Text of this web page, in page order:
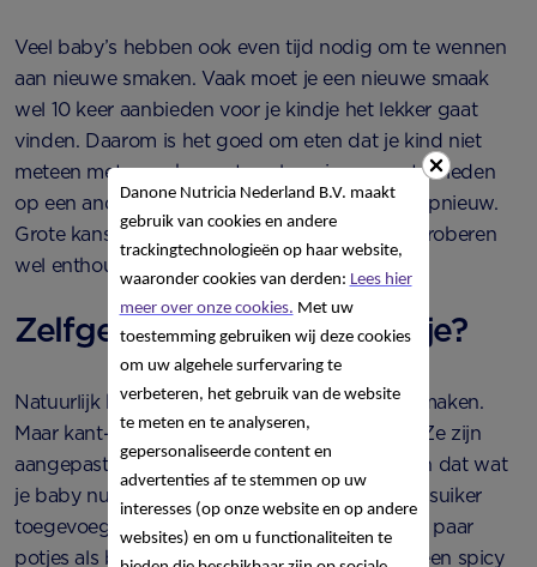
Veel baby’s hebben ook even tijd nodig om te wennen
aan nieuwe smaken. Vaak moet je een nieuwe smaak
wel 10 keer aanbieden voor je kindje het lekker gaat
vinden. Daarom is het goed om eten dat je kind niet
meteen met smaak opeet, wel opnieuw aan te bieden
op een andere dag. En een paar dagen later opnieuw.
Grote kans dat je baby het na een paar keer proberen
wel enthousiast naar binnen werkt.
Zelfgemaakt of uit een potje?
Natuurlijk kun je zelf alle hapjes voor je baby maken.
Maar kant-en-klaar is ook handig en gezond. Ze zijn
aangepast aan de leeftijd van je kind, bevatten dat wat
je baby nu mag hebben en er is geen zout en suiker
toegevoegd. Zorg bijvoorbeeld altijd voor een paar
potjes als backup in de kast. Ideaal als jij zelf een spicy
Danone Nutricia Nederland B.V. maakt
gebruik van cookies en andere
trackingtechnologieën op haar website,
waaronder cookies van derden: Lees hier
meer over onze cookies. Met uw
toestemming gebruiken wij deze cookies
om uw algehele surfervaring te
verbeteren, het gebruik van de website
te meten en te analyseren,
gepersonaliseerde content en
advertenties af te stemmen op uw
interesses (op onze website en op andere
websites) en om u functionaliteiten te